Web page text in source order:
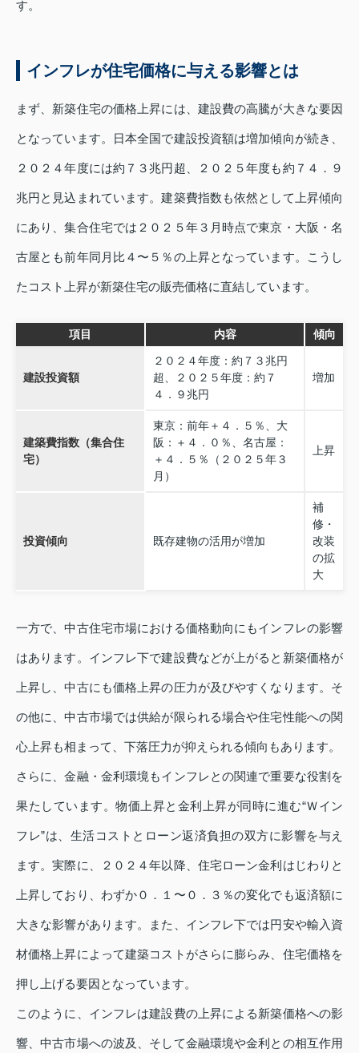
す。
インフレが住宅価格に与える影響とは
まず、新築住宅の価格上昇には、建設費の高騰が大きな要因
となっています。日本全国で建設投資額は増加傾向が続き、
２０２４年度には約７３兆円超、２０２５年度も約７４．９
兆円と見込まれています。建築費指数も依然として上昇傾向
にあり、集合住宅では２０２５年３月時点で東京・大阪・名
古屋とも前年同月比４〜５％の上昇となっています。こうし
たコスト上昇が新築住宅の販売価格に直結しています。
項目 内容 傾向
建設投資額
２０２４年度：約７３兆円
超、２０２５年度：約７
４．９兆円
増加
建築費指数（集合住
宅）
東京：前年＋４．５％、大
阪：＋４．０％、名古屋：
＋４．５％（２０２５年３
月）
上昇
投資傾向 既存建物の活用が増加
補
修・
改装
の拡
大
一方で、中古住宅市場における価格動向にもインフレの影響
はあります。インフレ下で建設費などが上がると新築価格が
上昇し、中古にも価格上昇の圧力が及びやすくなります。そ
の他に、中古市場では供給が限られる場合や住宅性能への関
心上昇も相まって、下落圧力が抑えられる傾向もあります。
さらに、金融・金利環境もインフレとの関連で重要な役割を
果たしています。物価上昇と金利上昇が同時に進む“Ｗイン
フレ”は、生活コストとローン返済負担の双方に影響を与え
ます。実際に、２０２４年以降、住宅ローン金利はじわりと
上昇しており、わずか０．１〜０．３％の変化でも返済額に
大きな影響があります。また、インフレ下では円安や輸入資
材価格上昇によって建築コストがさらに膨らみ、住宅価格を
押し上げる要因となっています。
このように、インフレは建設費の上昇による新築価格への影
響、中古市場への波及、そして金融環境や金利との相互作用